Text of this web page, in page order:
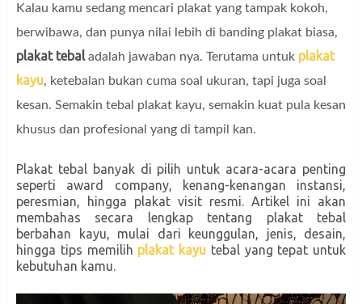
Kalau kamu sedang mencari plakat yang tampak kokoh,
berwibawa, dan punya nilai lebih di banding plakat biasa,
plakat tebaladalah jawaban nya. Terutama untuk plakat
kayu, ketebalan bukan cuma soal ukuran, tapi juga soal
kesan. Semakin tebal plakat kayu, semakin kuat pula kesan
khusus dan profesional yang di tampil kan.
Plakat tebal banyak di pilih untuk acara-acara penting
seperti award company, kenang-kenangan instansi,
peresmian, hingga plakat visit resmi. Artikel ini akan
membahas secara lengkap tentang plakat tebal
berbahan kayu, mulai dari keunggulan, jenis, desain,
hingga tips memilih plakat kayu tebal yang tepat untuk
kebutuhan kamu.